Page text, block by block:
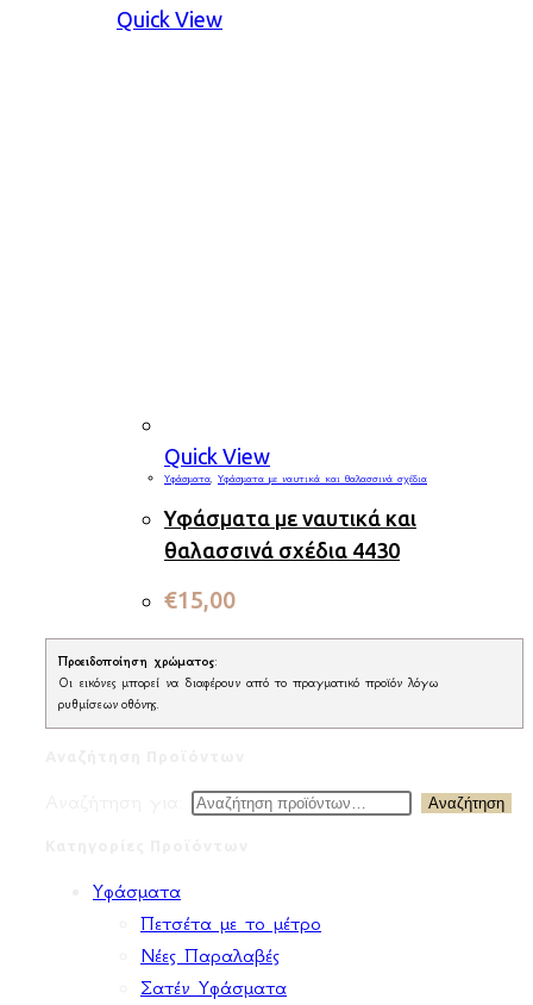
Quick View
Quick View
Υφάσματα Υφάσματα με ναυτικά και θαλασσινά σχέδια
Υφάσματα με ναυτικά και
θαλασσινά σχέδια 4430
€15,00
Προειδοποίηση χρώματος:
Οι εικόνες μπορεί να διαφέρουν από το πραγματικό προϊόν λόγω
ρυθμίσεων οθόνης.
Αναζήτηση
Υφάσματα
Πετσέτα με το μέτρο
Νέες Παραλαβές
Σατέν Υφάσματα